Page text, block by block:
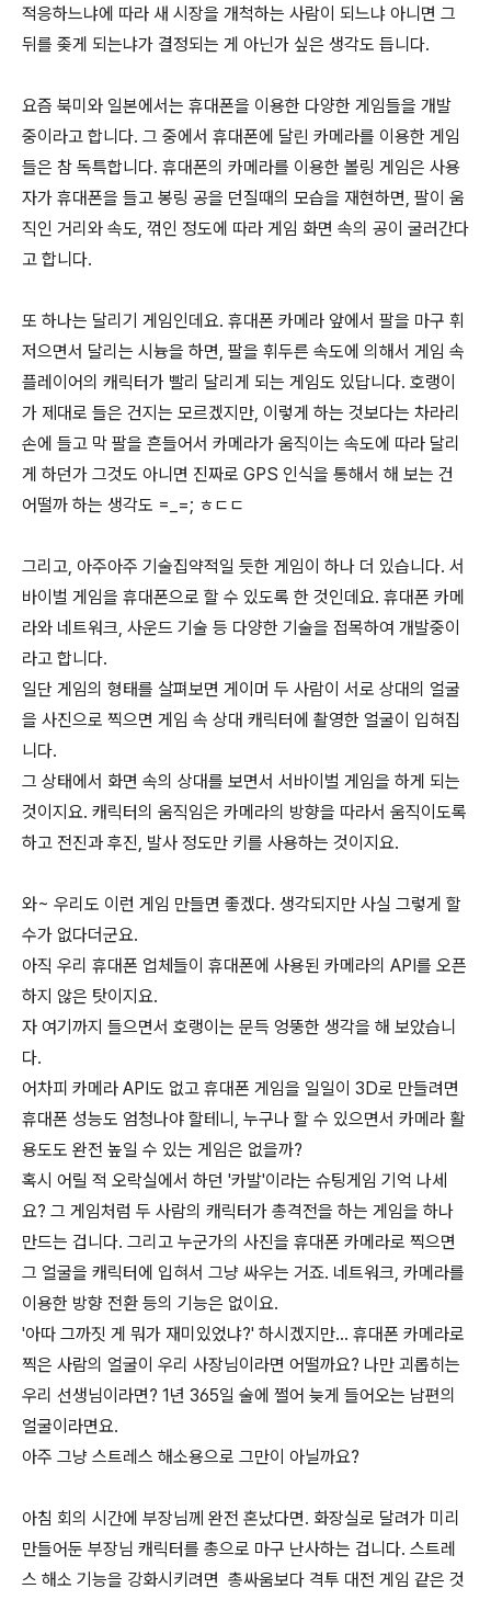
적응하느냐에 따라 새 시장을 개척하는 사람이 되느냐 아니면 그
뒤를 좆게 되는냐가 결정되는 게 아닌가 싶은 생각도 듭니다.
요즘 북미와 일본에서는 휴대폰을 이용한 다양한 게임들을 개발
중이라고 합니다. 그 중에서 휴대폰에 달린 카메라를 이용한 게임
들은 참 독특합니다. 휴대폰의 카메라를 이용한 볼링 게임은 사용
자가 휴대폰을 들고 봉링 공을 던질때의 모습을 재현하면, 팔이 움
직인 거리와 속도, 꺾인 정도에 따라 게임 화면 속의 공이 굴러간다
고 합니다.
또 하나는 달리기 게임인데요. 휴대폰 카메라 앞에서 팔을 마구 휘
저으면서 달리는 시늉을 하면, 팔을 휘두른 속도에 의해서 게임 속
플레이어의 캐릭터가 빨리 달리게 되는 게임도 있답니다. 호랭이
가 제대로 들은 건지는 모르겠지만, 이렇게 하는 것보다는 차라리
손에 들고 막 팔을 흔들어서 카메라가 움직이는 속도에 따라 달리
게 하던가 그것도 아니면 진짜로 GPS 인식을 통해서 해 보는 건
어떨까 하는 생각도 =_=; ㅎㄷㄷ
그리고, 아주아주 기술집약적일 듯한 게임이 하나 더 있습니다. 서
바이벌 게임을 휴대폰으로 할 수 있도록 한 것인데요. 휴대폰 카메
라와 네트워크, 사운드 기술 등 다양한 기술을 접목하여 개발중이
라고 합니다.
일단 게임의 형태를 살펴보면 게이머 두 사람이 서로 상대의 얼굴
을 사진으로 찍으면 게임 속 상대 캐릭터에 촬영한 얼굴이 입혀집
니다.
그 상태에서 화면 속의 상대를 보면서 서바이벌 게임을 하게 되는
것이지요. 캐릭터의 움직임은 카메라의 방향을 따라서 움직이도록
하고 전진과 후진, 발사 정도만 키를 사용하는 것이지요.
와~ 우리도 이런 게임 만들면 좋겠다. 생각되지만 사실 그렇게 할
수가 없다더군요.
아직 우리 휴대폰 업체들이 휴대폰에 사용된 카메라의 API를 오픈
하지 않은 탓이지요.
자 여기까지 들으면서 호랭이는 문득 엉뚱한 생각을 해 보았습니
다.
어차피 카메라 API도 없고 휴대폰 게임을 일일이 3D로 만들려면
휴대폰 성능도 엄청나야 할테니, 누구나 할 수 있으면서 카메라 활
용도도 완전 높일 수 있는 게임은 없을까?
혹시 어릴 적 오락실에서 하던 '카발'이라는 슈팅게임 기억 나세
요? 그 게임처럼 두 사람의 캐릭터가 총격전을 하는 게임을 하나
만드는 겁니다. 그리고 누군가의 사진을 휴대폰 카메라로 찍으면
그 얼굴을 캐릭터에 입혀서 그냥 싸우는 거죠. 네트워크, 카메라를
이용한 방향 전환 등의 기능은 없이요.
'아따 그까짓 게 뭐가 재미있었냐?' 하시겠지만... 휴대폰 카메라로
찍은 사람의 얼굴이 우리 사장님이라면 어떨까요? 나만 괴롭히는
우리 선생님이라면? 1년 365일 술에 쩔어 늦게 들어오는 남편의
얼굴이라면요.
아주 그냥 스트레스 해소용으로 그만이 아닐까요?
아침 회의 시간에 부장님께 완전 혼났다면. 화장실로 달려가 미리
만들어둔 부장님 캐릭터를 총으로 마구 난사하는 겁니다. 스트레
스 해소 기능을 강화시키려면 총싸움보다 격투 대전 게임 같은 것